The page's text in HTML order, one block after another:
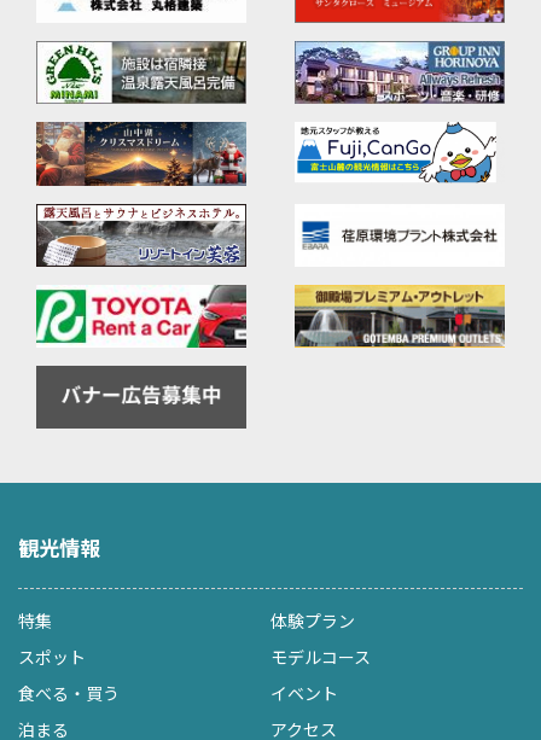
観光情報
特集
体験プラン
スポット
モデルコース
食べる・買う
イベント
泊まる
アクセス